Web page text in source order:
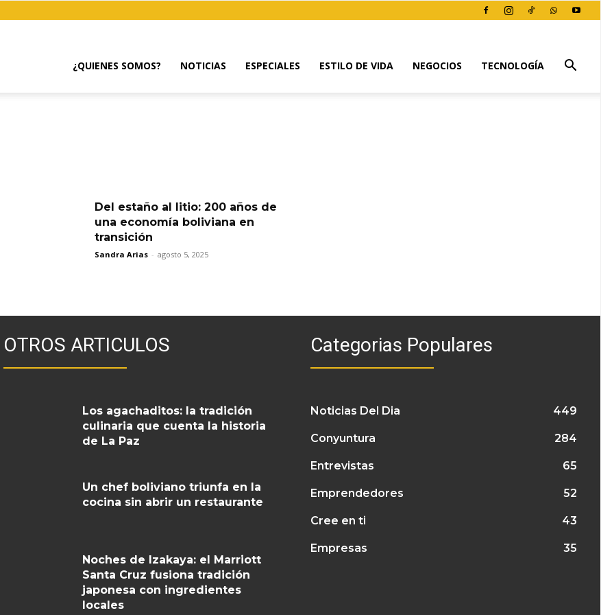
¿QUIENES SOMOS? NOTICIAS ESPECIALES ESTILO DE VIDA NEGOCIOS TECNOLOGÍA
Del estaño al litio: 200 años de
una economía boliviana en
transición
Sandra Arias - agosto 5, 2025
OTROS ARTICULOS
Los agachaditos: la tradición
culinaria que cuenta la historia
de La Paz
Un chef boliviano triunfa en la
cocina sin abrir un restaurante
Noches de Izakaya: el Marriott
Santa Cruz fusiona tradición
japonesa con ingredientes
locales
Categorias Populares
Noticias Del Dia 449
Conyuntura 284
Entrevistas 65
Emprendedores 52
Cree en ti 43
Empresas 35